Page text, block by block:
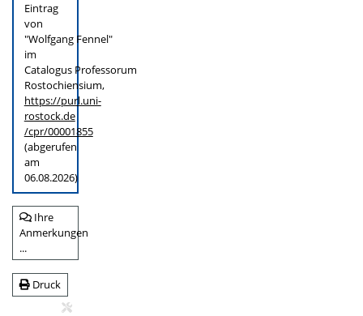
Eintrag
von
"Wolfgang Fennel"
im
Catalogus Professorum
Rostochiensium,
https://purl.uni-
rostock.de
/cpr/00001855
(abgerufen
am
06.08.2026)
Ihre
Anmerkungen
...
Druck